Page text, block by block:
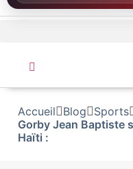
Accueil Blog
Sports
Gorby Jean Baptiste
Haïti :